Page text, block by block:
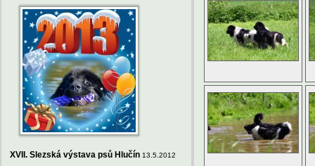
XVII. Slezská výstava psů Hlučín 13.5.2012